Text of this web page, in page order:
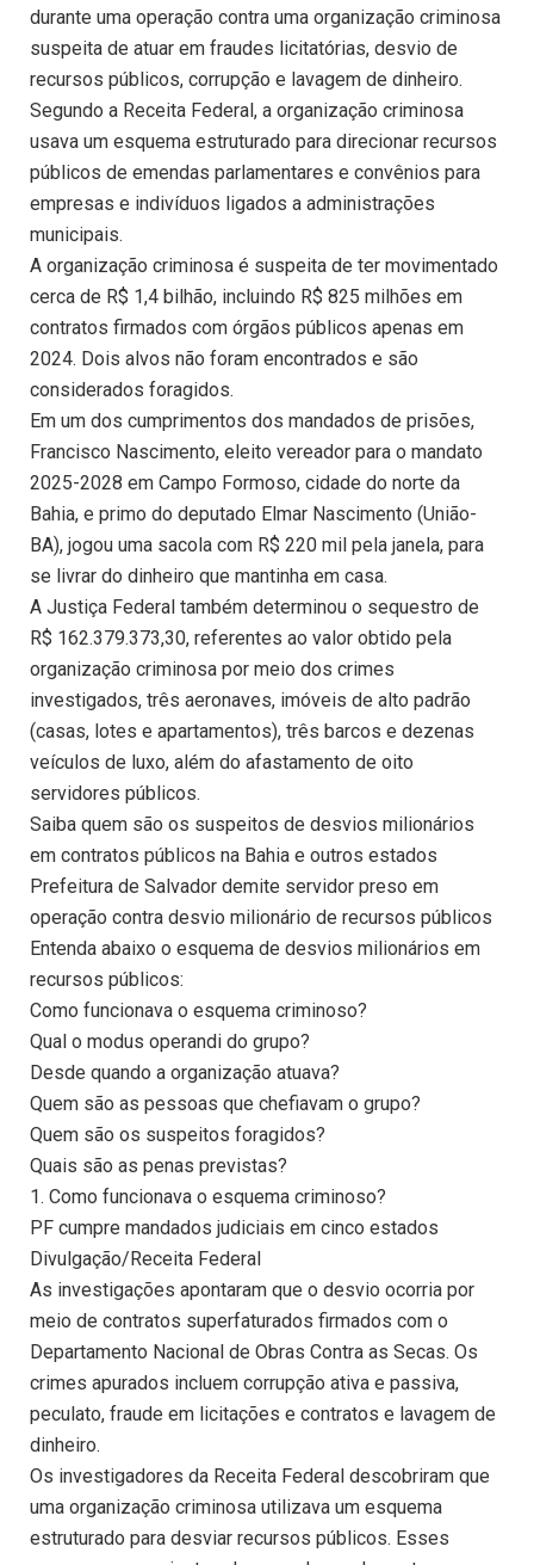
durante uma operação contra uma organização criminosa
suspeita de atuar em fraudes licitatórias, desvio de
recursos públicos, corrupção e lavagem de dinheiro.
Segundo a Receita Federal, a organização criminosa
usava um esquema estruturado para direcionar recursos
públicos de emendas parlamentares e convênios para
empresas e indivíduos ligados a administrações
municipais.
A organização criminosa é suspeita de ter movimentado
cerca de R$ 1,4 bilhão, incluindo R$ 825 milhões em
contratos firmados com órgãos públicos apenas em
2024. Dois alvos não foram encontrados e são
considerados foragidos.
Em um dos cumprimentos dos mandados de prisões,
Francisco Nascimento, eleito vereador para o mandato
2025-2028 em Campo Formoso, cidade do norte da
Bahia, e primo do deputado Elmar Nascimento (União-
BA), jogou uma sacola com R$ 220 mil pela janela, para
se livrar do dinheiro que mantinha em casa.
A Justiça Federal também determinou o sequestro de
R$ 162.379.373,30, referentes ao valor obtido pela
organização criminosa por meio dos crimes
investigados, três aeronaves, imóveis de alto padrão
(casas, lotes e apartamentos), três barcos e dezenas
veículos de luxo, além do afastamento de oito
servidores públicos.
Saiba quem são os suspeitos de desvios milionários
em contratos públicos na Bahia e outros estados
Prefeitura de Salvador demite servidor preso em
operação contra desvio milionário de recursos públicos
Entenda abaixo o esquema de desvios milionários em
recursos públicos:
Como funcionava o esquema criminoso?
Qual o modus operandi do grupo?
Desde quando a organização atuava?
Quem são as pessoas que chefiavam o grupo?
Quem são os suspeitos foragidos?
Quais são as penas previstas?
1. Como funcionava o esquema criminoso?
PF cumpre mandados judiciais em cinco estados
Divulgação/Receita Federal
As investigações apontaram que o desvio ocorria por
meio de contratos superfaturados firmados com o
Departamento Nacional de Obras Contra as Secas. Os
crimes apurados incluem corrupção ativa e passiva,
peculato, fraude em licitações e contratos e lavagem de
dinheiro.
Os investigadores da Receita Federal descobriram que
uma organização criminosa utilizava um esquema
estruturado para desviar recursos públicos. Esses